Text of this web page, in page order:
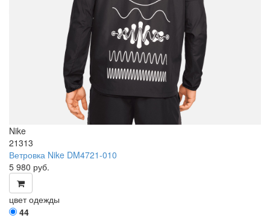
Nike
21313
Ветровка Nike DM4721-010
5 980 руб.
цвет одежды
44